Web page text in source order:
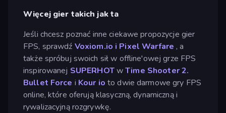
Więcej gier takich jak ta
Jeśli chcesz poznać inne ciekawe propozycje gier
FPS, sprawdź Voxiom.io i Pixel Warfare , a
także spróbuj swoich sił w offline'owej grze FPS
inspirowanej SUPERHOTwTime Shooter 2.
Bullet Force i Kour io to dwie darmowe gry FPS
online, które oferują klasyczną, dynamiczną i
rywalizacyjną rozgrywkę.